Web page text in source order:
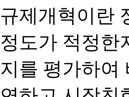
규제개혁이란
정도가 적정한
지를 평가하여